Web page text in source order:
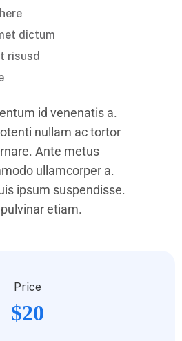
dictum
risusd
id venenatis a.
nullam ac tortor
Ante metus
ullamcorper a.
ipsum suspendisse.
etiam.
Price
$20